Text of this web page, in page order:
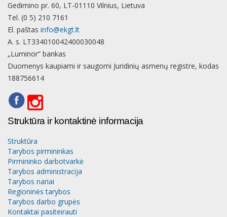
Gedimino pr. 60, LT-01110 Vilnius, Lietuva
Tel. (0 5) 210 7161
El. paštas info@ekgt.lt
A. s. LT334010042400030048
„Luminor“ bankas
Duomenys kaupiami ir saugomi Juridinių asmenų registre, kodas
188756614
Struktūra ir kontaktinė informacija
Struktūra
Tarybos pirmininkas
Pirmininko darbotvarkė
Tarybos administracija
Tarybos nariai
Regioninės tarybos
Tarybos darbo grupės
Kontaktai pasiteirauti